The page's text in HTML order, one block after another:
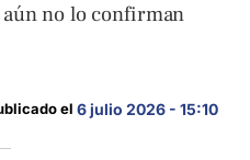
aún no lo confirman
el 6 julio 2026 - 15:10